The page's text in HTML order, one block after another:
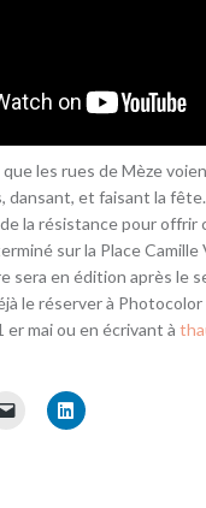
que les rues de Mèze
dansant, et faisant la fête.
la résistance pour offrir
sur la Place Camille
sera en édition après le
le réserver à
mai ou en écrivant à